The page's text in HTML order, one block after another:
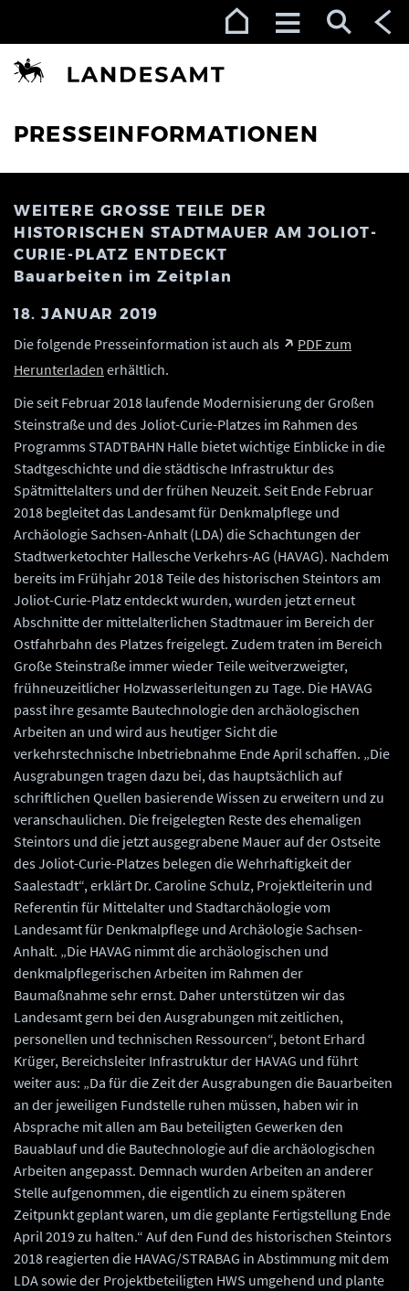
PRESSEINFORMATIONEN
WEITERE GROSSE TEILE DER H
ISTORISCHEN STADTMAUER AM JOLIOT-C
URIE-PLATZ ENTDECKT
Bauarbeiten im Zeitplan
18. JANUAR 2019
Die folgende Presseinformation ist auch als
PDF zum
Herunterladen erhältlich.
Die seit Februar 2018 laufende Modernisierung der Großen
Steinstraße und des Joliot-Curie-Platzes im Rahmen des
Programms STADTBAHN Halle bietet wichtige Einblicke in die
Stadtgeschichte und die städtische Infrastruktur des
Spätmittelalters und der frühen Neuzeit. Seit Ende Februar
2018 begleitet das Landesamt für Denkmalpflege und
Archäologie Sachsen-Anhalt (LDA) die Schachtungen der
Stadtwerketochter Hallesche Verkehrs-AG (HAVAG). Nachdem
bereits im Frühjahr 2018 Teile des historischen Steintors am
Joliot-Curie-Platz entdeckt wurden, wurden jetzt erneut
Abschnitte der mittelalterlichen Stadtmauer im Bereich der
Ostfahrbahn des Platzes freigelegt. Zudem traten im Bereich
Große Steinstraße immer wieder Teile weitverzweigter,
frühneuzeitlicher Holzwasserleitungen zu Tage. Die HAVAG
passt ihre gesamte Bautechnologie den archäologischen
Arbeiten an und wird aus heutiger Sicht die
verkehrstechnische Inbetriebnahme Ende April schaffen. „Die
Ausgrabungen tragen dazu bei, das hauptsächlich auf
schriftlichen Quellen basierende Wissen zu erweitern und zu
veranschaulichen. Die freigelegten Reste des ehemaligen
Steintors und die jetzt ausgegrabene Mauer auf der Ostseite
des Joliot-Curie-Platzes belegen die Wehrhaftigkeit der
Saalestadt“, erklärt Dr. Caroline Schulz, Projektleiterin und
Referentin für Mittelalter und Stadtarchäologie vom
Landesamt für Denkmalpflege und Archäologie Sachsen-
Anhalt. „Die HAVAG nimmt die archäologischen und
denkmalpflegerischen Arbeiten im Rahmen der
Baumaßnahme sehr ernst. Daher unterstützen wir das
Landesamt gern bei den Ausgrabungen mit zeitlichen,
personellen und technischen Ressourcen“, betont Erhard
Krüger, Bereichsleiter Infrastruktur der HAVAG und führt
weiter aus: „Da für die Zeit der Ausgrabungen die Bauarbeiten
an der jeweiligen Fundstelle ruhen müssen, haben wir in
Absprache mit allen am Bau beteiligten Gewerken den
Bauablauf und die Bautechnologie auf die archäologischen
Arbeiten angepasst. Demnach wurden Arbeiten an anderer
Stelle aufgenommen, die eigentlich zu einem späteren
Zeitpunkt geplant waren, um die geplante Fertigstellung Ende
April 2019 zu halten.“ Auf den Fund des historischen Steintors
2018 reagierten die HAVAG/STRABAG in Abstimmung mit dem
LDA sowie der Projektbeteiligten HWS umgehend und plante